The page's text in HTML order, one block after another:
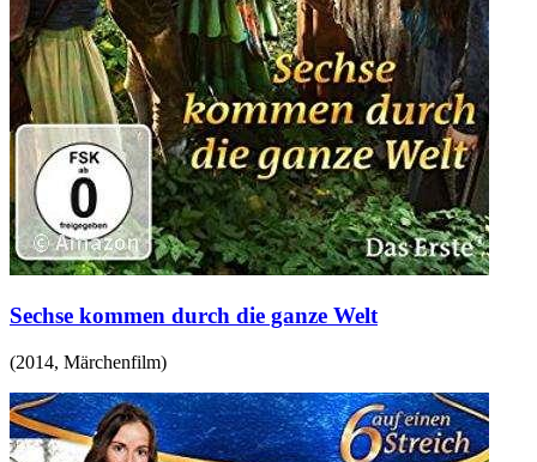
Sechse kommen durch die ganze Welt
(2014, Märchenfilm)